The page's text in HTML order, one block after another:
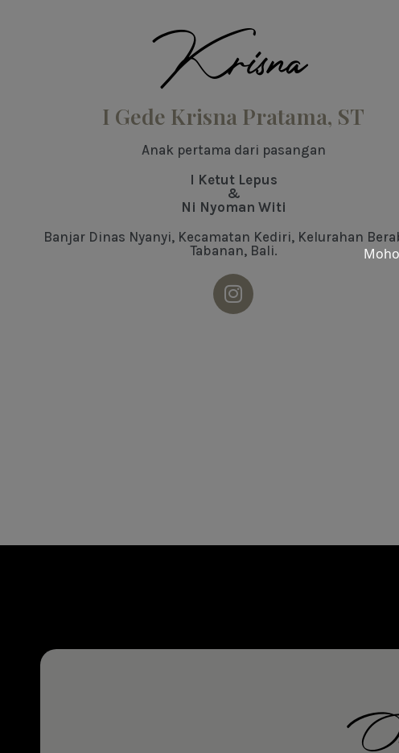
Krisna
I Gede Krisna Pratama, ST
Anak pertama dari pasangan
I Ketut Lepus
&
Ni Nyoman Witi
Banjar Dinas Nyanyi, Kecamatan Kediri, Kelurahan
Tabanan, Bali.